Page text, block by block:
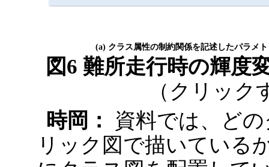
(a) クラス属性の制約関係を記述したパラメ
図6 難所走行時の輝度
（クリッ
時岡：
資料では、ど
リック図で描いている